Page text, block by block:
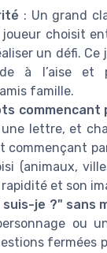
: Un grand
joueur choisit
un défi. Ce
à l’aise et
famille.
lettre, et
commençant
(animaux,
et son
suis-je ?" sans
ou
fermées